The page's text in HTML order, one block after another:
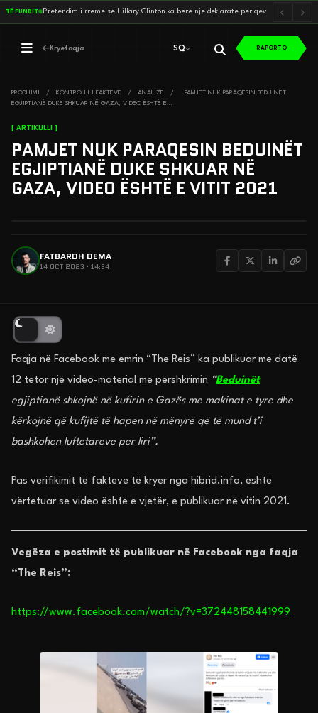
TË FUNDIT P retend i m i rrem ë se H i a ry C i nton ka bërë n j ë d ek a ratë për q ev je …
Kryefaqja SQ RAPORTO
PRODHIMI / KONTROLLI I FAKTEVE / ANALIZË /
PAMJET NUK PARAQESIN BEDUINËT
EGJIPTIANË DUKE SHKUAR NË GAZA, VIDEO ËSHTË E…
[ ARTIKULLI ]
PAMJET NUK PARAQESIN BEDUINËT
EGJIPTIANË DUKE SHKUAR NË
GAZA, VIDEO ËSHTË E VITIT 2021
FATBARDH DEMA
14 OCT 2023 · 14:54
Faqja në Facebook me emrin “The Reis” ka publikuar me datë
12 tetor një video-material me përshkrimin “Beduinët
egjiptianë shkojnë në kufirin e Gazës me makinat e tyre dhe
kërkojnë që kufijtë të hapen në mënyrë që të mund t’i
bashkohen luftetareve per liri”.
Pas verifikimit të fakteve të kryer nga hibrid.info, është
vërtetuar se video është e vjetër, e publikuar në vitin 2021.
Vegëza e postimit të publikuar në Facebook nga faqja
“The Reis”:
https://www.facebook.com/watch/?v=372448158441999